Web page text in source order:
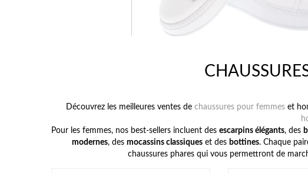
Découvrez les meilleures ventes de chaussures pour femmeset
Pour les femmes, nos best-sellers incluent des escarpins élégants, des
modernes, des mocassins classiques et des bottines. Chaque
chaussures phares qui vous permettront de